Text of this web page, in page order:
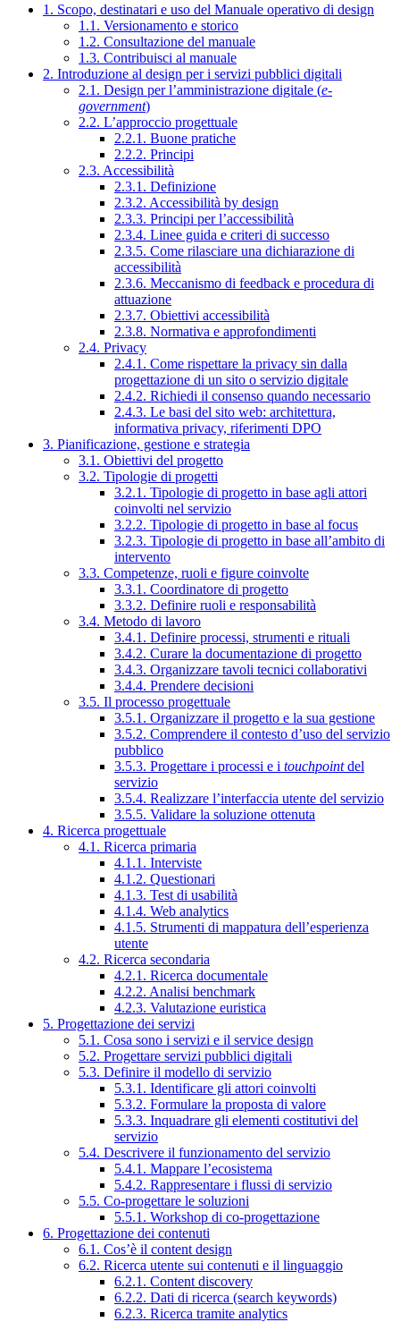
1. Scopo, destinatari e uso del Manuale operativo di design
1.1. Versionamento e storico
1.2. Consultazione del manuale
1.3. Contribuisci al manuale
2. Introduzione al design per i servizi pubblici digitali
2.1. Design per l’amministrazione digitale (e-
government)
2.2. L’approccio progettuale
2.2.1. Buone pratiche
2.2.2. Principi
2.3. Accessibilità
2.3.1. Definizione
2.3.2. Accessibilità by design
2.3.3. Principi per l’accessibilità
2.3.4. Linee guida e criteri di successo
2.3.5. Come rilasciare una dichiarazione di
accessibilità
2.3.6. Meccanismo di feedback e procedura di
attuazione
2.3.7. Obiettivi accessibilità
2.3.8. Normativa e approfondimenti
2.4. Privacy
2.4.1. Come rispettare la privacy sin dalla
progettazione di un sito o servizio digitale
2.4.2. Richiedi il consenso quando necessario
2.4.3. Le basi del sito web: architettura,
informativa privacy, riferimenti DPO
3. Pianificazione, gestione e strategia
3.1. Obiettivi del progetto
3.2. Tipologie di progetti
3.2.1. Tipologie di progetto in base agli attori
coinvolti nel servizio
3.2.2. Tipologie di progetto in base al focus
3.2.3. Tipologie di progetto in base all’ambito di
intervento
3.3. Competenze, ruoli e figure coinvolte
3.3.1. Coordinatore di progetto
3.3.2. Definire ruoli e responsabilità
3.4. Metodo di lavoro
3.4.1. Definire processi, strumenti e rituali
3.4.2. Curare la documentazione di progetto
3.4.3. Organizzare tavoli tecnici collaborativi
3.4.4. Prendere decisioni
3.5. Il processo progettuale
3.5.1. Organizzare il progetto e la sua gestione
3.5.2. Comprendere il contesto d’uso del servizio
pubblico
3.5.3. Progettare i processi e i touchpointdel
servizio
3.5.4. Realizzare l’interfaccia utente del servizio
3.5.5. Validare la soluzione ottenuta
4. Ricerca progettuale
4.1. Ricerca primaria
4.1.1. Interviste
4.1.2. Questionari
4.1.3. Test di usabilità
4.1.4. Web analytics
4.1.5. Strumenti di mappatura dell’esperienza
utente
4.2. Ricerca secondaria
4.2.1. Ricerca documentale
4.2.2. Analisi benchmark
4.2.3. Valutazione euristica
5. Progettazione dei servizi
5.1. Cosa sono i servizi e il service design
5.2. Progettare servizi pubblici digitali
5.3. Definire il modello di servizio
5.3.1. Identificare gli attori coinvolti
5.3.2. Formulare la proposta di valore
5.3.3. Inquadrare gli elementi costitutivi del
servizio
5.4. Descrivere il funzionamento del servizio
5.4.1. Mappare l’ecosistema
5.4.2. Rappresentare i flussi di servizio
5.5. Co-progettare le soluzioni
5.5.1. Workshop di co-progettazione
6. Progettazione dei contenuti
6.1. Cos’è il content design
6.2. Ricerca utente sui contenuti e il linguaggio
6.2.1. Content discovery
6.2.2. Dati di ricerca (search keywords)
6.2.3. Ricerca tramite analytics